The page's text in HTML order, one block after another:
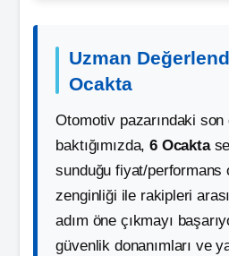
Uzman
Ocakta
Otomotiv pazarındaki
baktığımızda,6 Ocakta
sunduğu fiyat/performans
zenginliği ile rakipleri
adım öne çıkmayı
güvenlik donanımları ve